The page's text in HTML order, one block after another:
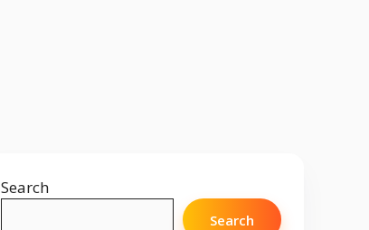
Search
Search